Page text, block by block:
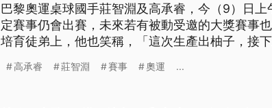
巴黎奧運桌球國手莊智淵及高承睿，今（9）日
定賽事仍會出賽，未來若有被動受邀的大獎賽事
培育徒弟上，他也笑稱，「這次生產出柚子，接
高承睿 莊智淵 賽事 奧運 ...